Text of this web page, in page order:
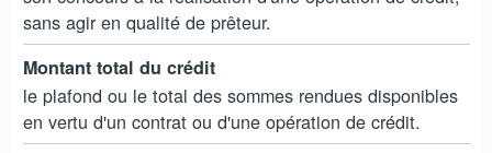
sans agir en qualité de prêteur.
Montant total du crédit
le plafond ou le total des sommes rendues disponibles
en vertu d'un contrat ou d'une opération de crédit.